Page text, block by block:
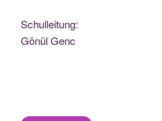
Schul­lei­tung:
Gönül Genc